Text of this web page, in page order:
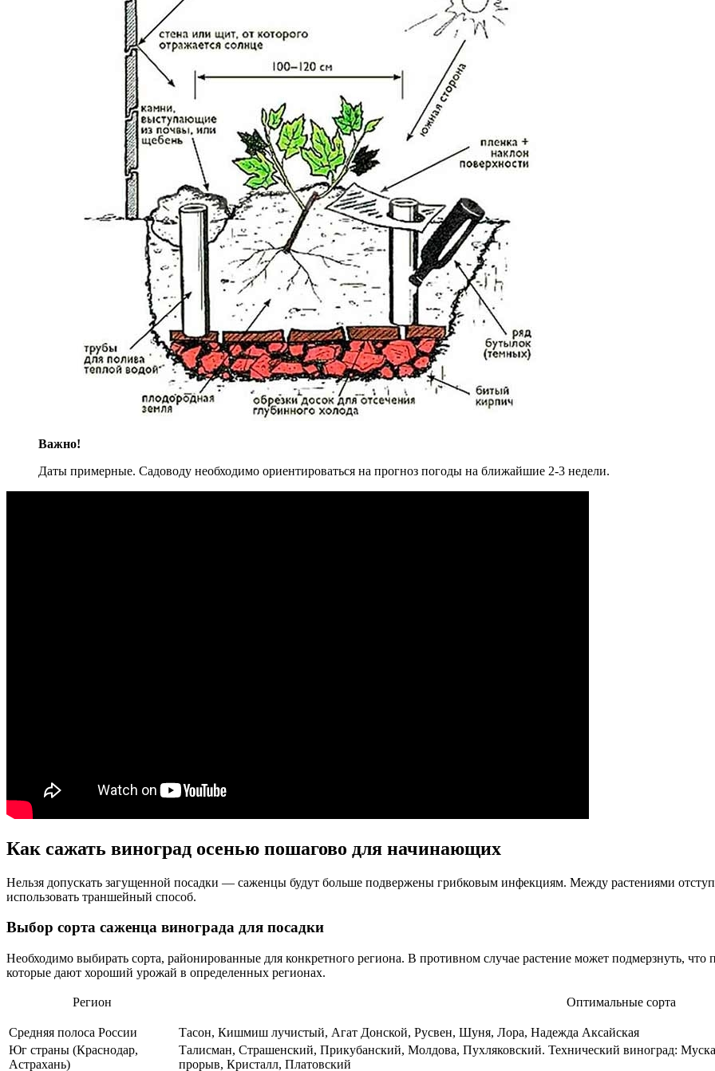
Важно!
Даты примерные. Садоводу необходимо ориентироваться на прогноз погоды на ближайшие 2-3 недели.
Как сажать виноград осенью пошагово для начинающих
Нельзя допускать загущенной посадки — саженцы будут больше подвержены грибковым инфекциям. Между растениями
использовать траншейный способ.
Выбор сорта саженца винограда для посадки
Необходимо выбирать сорта, районированные для конкретного региона. В противном случае растение может подмерзнуть,
которые дают хороший урожай в определенных регионах.
Регион Оптимальные сорта
Средняя полоса России
Тасон, Кишмиш лучистый, Агат Донской, Русвен, Шуня, Лора, Надежда Аксайская
Юг страны (Краснодар,
Астрахань)
Талисман, Страшенский, Прикубанский, Молдова, Пухляковский. Технический виноград:
прорыв, Кристалл, Платовский